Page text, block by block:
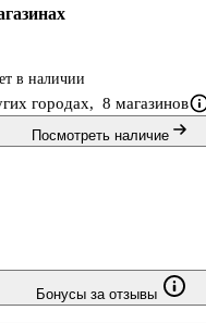
в наличии
городах, 8 магазинов
Посмотреть наличие
Бонусы за отзывы